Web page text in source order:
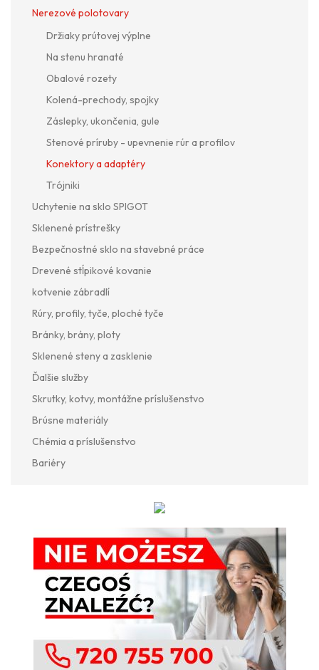
Nerezové polotovary
Držiaky prútovej výplne
Na stenu hranaté
Obalové rozety
Kolená-prechody, spojky
Záslepky, ukončenia, gule
Stenové príruby - upevnenie rúr a profilov
Konektory a adaptéry
Trójniki
Uchytenie na sklo SPIGOT
Sklenené prístrešky
Bezpečnostné sklo na stavebné práce
Drevené stĺpikové kovanie
kotvenie zábradlí
Rúry, profily, tyče, ploché tyče
Bránky, brány, ploty
Sklenené steny a zasklenie
Ďalšie služby
Skrutky, kotvy, montážne príslušenstvo
Brúsne materiály
Chémia a príslušenstvo
Bariéry